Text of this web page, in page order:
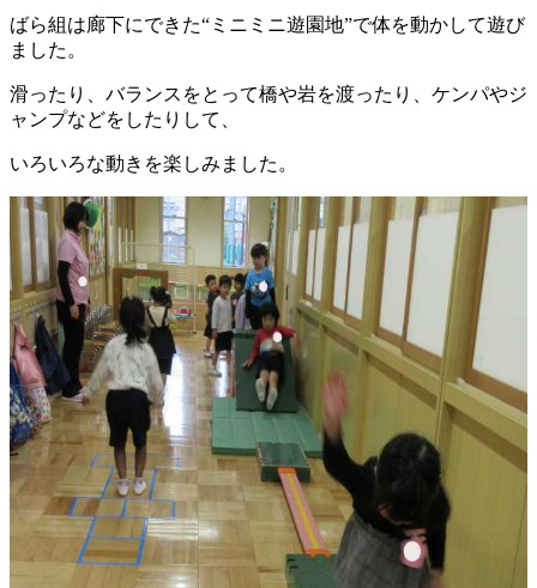
ばら組は廊下にできた“ミニミニ遊園地”で体を動かして遊び
ました。
滑ったり、バランスをとって橋や岩を渡ったり、ケンパやジ
ャンプなどをしたりして、
いろいろな動きを楽しみました。